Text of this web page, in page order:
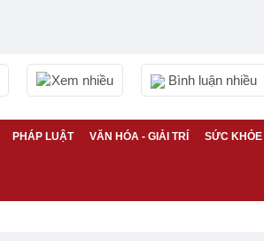
Xem nhiều Bình luận nhiều
PHÁP LUẬT VĂN HÓA - GIẢI TRÍ SỨC KHỎE